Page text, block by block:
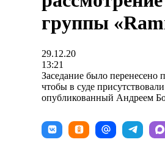
группы
29.12.20
13:21
Заседание было перенесено
чтобы в суде
опубликованный Андреем